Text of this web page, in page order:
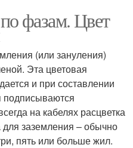
фазам. Цвет
(или зануления)
Эта цветовая
и при составлении
подписываются
на кабелях расцветка
заземления – обычно
пять или больше жил.